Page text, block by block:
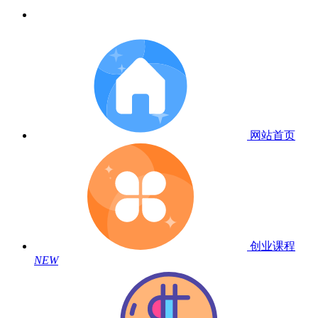
网站首页
创业课程
NEW